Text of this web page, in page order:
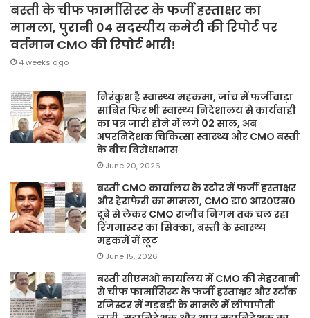
बस्ती के चीफ फार्मासिस्ट के फर्जी हस्ताक्षर का
मामला, पुरानी 04 सदस्यीय कमेटी की रिपोर्ट पर
वर्तमान CMO की रिपोर्ट भारी!
4 weeks ago
निरंकुश है स्वास्थ्य महकमा, जांच में फर्जीवाड़ा
साबित फिर भी स्वास्थ्य निदेशालय से कार्यवाही
का पत्र जारी होने में लगे 02 साल, अब
अपरनिदेशक चिकित्सा स्वास्थ्य और CMO बस्ती
के बीच विरोधाभास
June 20, 2026
बस्ती CMO कार्यालय के स्टोर में फर्जी हस्ताक्षर
और हेराफेरी का मामला, CMO डा० आर०एस०
दूबे से लेकर CMO राजीव निगम तक चल रहा
रिंगमास्टर का सिक्का, बस्ती के स्वास्थ्य
महकमें में लूट
June 15, 2026
बस्ती सीएमओ कार्यालय में CMO की मेहरबानी
से चीफ फार्मासिस्ट के फर्जी हस्ताक्षर और स्टॉक
रजिस्टर में गड़बड़ी के मामले में लीपापोती